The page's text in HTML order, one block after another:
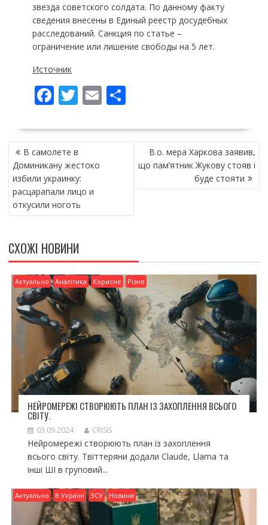
звезда советского солдата. По данному факту
сведения внесены в Единый реестр досудебных
расследований. Санкция по статье –
ограничение или лишение свободы на 5 лет.
Источник
F
e
b
o
o
k
T
itt
er
E
ai
П
ді
т
и
НАВІГАЦІЯ
ЗАПИСІВ
В самолете в
Доминикану жестоко
избили украинку:
расцарапали лицо и
откусили ноготь
В.о. мера Харкова заявив,
що пам’ятник Жукову стояв і
буде стояти
СХОЖІ НОВИНИ
Актуально Аналітика Корисне Різне
НЕЙРОМЕРЕЖІ СТВОРЮЮТЬ ПЛАН ІЗ ЗАХОПЛЕННЯ ВСЬОГО
СВІТУ.
03.09.2024 CRISIS
Нейромережі створюють план із захоплення
всього світу. Твіттеряни додали Claude, Llama та
інші ШІ в груповий...
Актуально В Україні ЗСУ Новини